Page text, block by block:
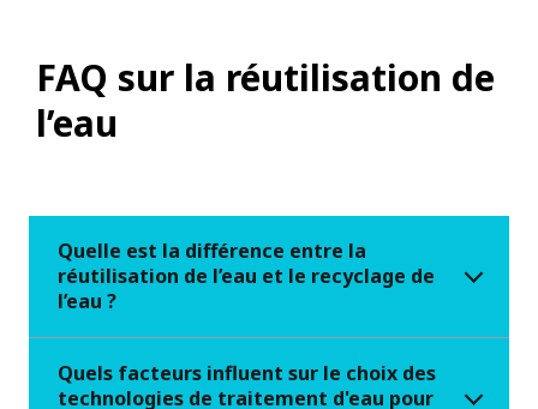
FAQ sur la réutilisation de
l’eau
Quelle est la différence entre la
réutilisation de l’eau et le recyclage de
l’eau ?
Quels facteurs influent sur le choix des
technologies de traitement d'eau pour